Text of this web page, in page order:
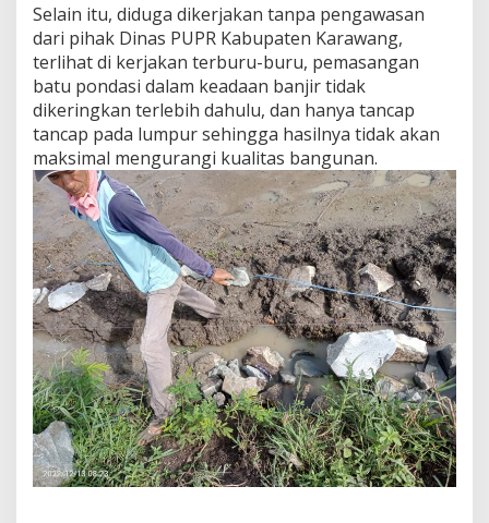
i
b
a
n
t
e
n
–
R
a
w
a
B
a
m
b
u
D
i
d
u
g
a
Selain itu, diduga dikerjakan tanpa pengawasan
dari pihak Dinas PUPR Kabupaten Karawang,
terlihat di kerjakan terburu-buru, pemasangan
batu pondasi dalam keadaan banjir tidak
dikeringkan terlebih dahulu, dan hanya tancap
tancap pada lumpur sehingga hasilnya tidak akan
maksimal mengurangi kualitas bangunan.